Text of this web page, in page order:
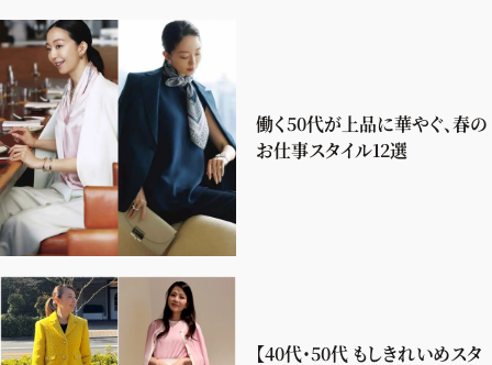
働く50代が上品に華やぐ、春の
お仕事スタイル12選
【40代・50代 もしきれいめスタ